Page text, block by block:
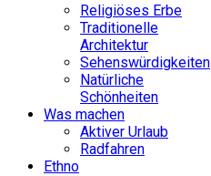
Religiöses Erbe
Traditionelle
Architektur
Sehenswürdigkeiten
Natürliche
Schönheiten
Was machen
Aktiver Urlaub
Radfahren
Ethno